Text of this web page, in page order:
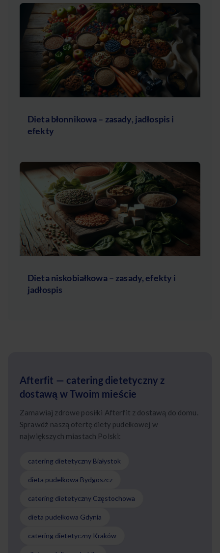
Dieta błonnikowa – zasady, jadłospis i
efekty
Dieta niskobiałkowa – zasady, efekty i
jadłospis
Afterfit — catering dietetyczny z
dostawą w Twoim mieście
Zamawiaj zdrowe posiłki Afterfit z dostawą do domu.
Sprawdź naszą ofertę diety pudełkowej w
największych miastach Polski:
catering dietetyczny Białystok
dieta pudełkowa Bydgoszcz
catering dietetyczny Częstochowa
dieta pudełkowa Gdynia
catering dietetyczny Kraków